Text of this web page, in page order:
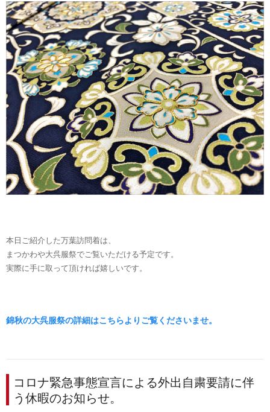
本日ご紹介した万葉訪問着は、
まつかわや大呉服祭でご覧いただける予定です。
実際に手に取って頂ければ嬉しいです。
錦秋の大呉服祭の詳細はこちらよりご覧くださいませ。
コロナ緊急事態宣言による外出自粛要請に伴
う休暇のお知らせ。